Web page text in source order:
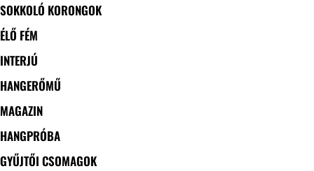
SOKKOLÓ KORONGOK
ÉLŐ FÉM
INTERJÚ
HANGERŐMŰ
MAGAZIN
HANGPRÓBA
GYŰJTŐI CSOMAGOK